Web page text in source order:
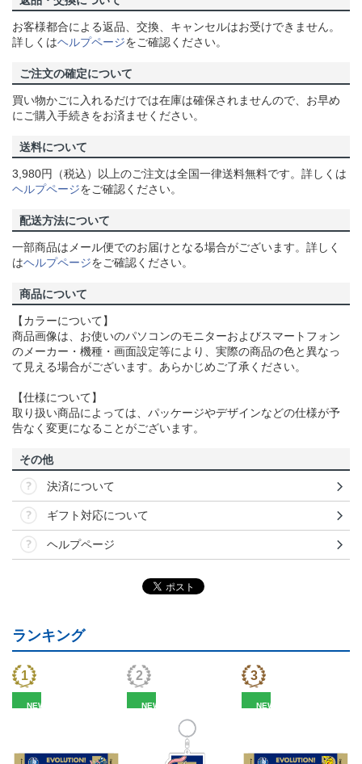
お客様都合による返品、交換、キャンセルはお受けできません。
詳しくはヘルプページをご確認ください。
ご注文の確定について
買い物かごに入れるだけでは在庫は確保されませんので、お早め
にご購入手続きをお済ませください。
送料について
3,980円（税込）以上のご注文は全国一律送料無料です。詳しくは
ヘルプページをご確認ください。
配送方法について
一部商品はメール便でのお届けとなる場合がございます。詳しく
はヘルプページをご確認ください。
商品について
【カラーについて】
商品画像は、お使いのパソコンのモニターおよびスマートフォン
のメーカー・機種・画面設定等により、実際の商品の色と異なっ
て見える場合がございます。あらかじめご了承ください。
【仕様について】
取り扱い商品によっては、パッケージやデザインなどの仕様が予
告なく変更になることがございます。
その他
決済について
ギフト対応について
ヘルプページ
ランキング
NEW NEW NEW